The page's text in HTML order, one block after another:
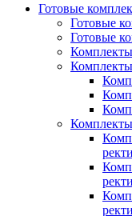
Готовые
Готовые
Готовые